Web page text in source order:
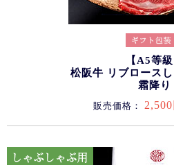
【A5等級
松阪牛 リブロース
霜降り
販売価格： 2,500